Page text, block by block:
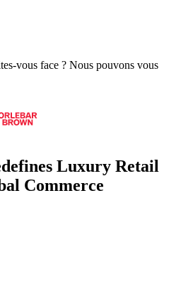
vous face ? Nous pouvons vous
Luxury Retail
Commerce